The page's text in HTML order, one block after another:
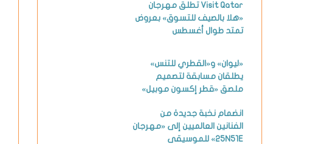
Visit Qatar تطلق مهرجان
«هلا بالصيف للتسوق» بعروض
تمتد طوال أغسطس
«ليوان» و«القطري للتنس»
يطلقان مسابقة لتصميم
ملصق «قطر إكسون موبيل»
انضمام نخبة جديدة من
الفنانين العالميين إلى «مهرجان
25N51E» للموسيقى